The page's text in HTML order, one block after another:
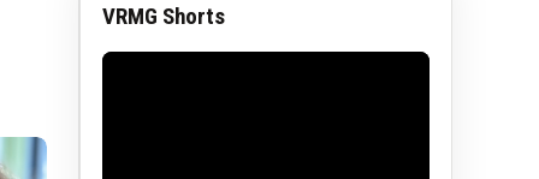
VRMG Shorts